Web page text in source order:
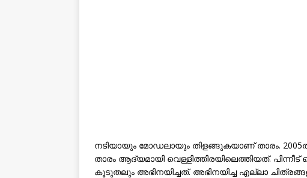
നടിയായും മോഡലായും തിളങ്ങുകയാണ് താരം.
താരം ആദ്യമായി വെള്ളിത്തിരയിലെത്തിയത്.
കൂടുതലും അഭിനയിച്ചത്. അഭിനയിച്ച എല്ലാ